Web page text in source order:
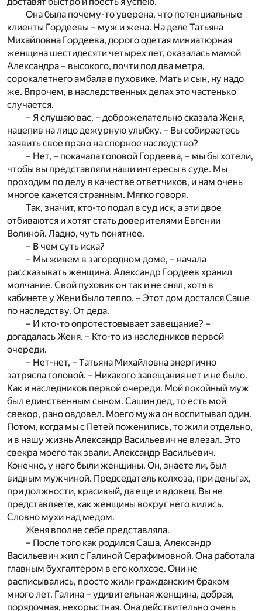
Она была почему-то уверена, что потенциальные
клиенты Гордеевы – муж и жена. На деле Татьяна
Михайловна Гордеева, дорого одетая миниатюрная
женщина шестидесяти четырех лет, оказалась мамой
Александра – высокого, почти под два метра,
сорокалетнего амбала в пуховике. Мать и сын, ну надо
же. Впрочем, в наследственных делах это частенько
случается.
– Я слушаю вас, – доброжелательно сказала Женя,
нацепив на лицо дежурную улыбку. – Вы собираетесь
заявить свое право на спорное наследство?
– Нет, – покачала головой Гордеева, – мы бы хотели,
чтобы вы представляли наши интересы в суде. Мы
проходим по делу в качестве ответчиков, и нам очень
многое кажется странным. Мягко говоря.
Так, значит, кто-то подал в суд иск, а эти двое
отбиваются и хотят стать доверителями Евгении
Волиной. Ладно, чуть понятнее.
– В чем суть иска?
– Мы живем в загородном доме, – начала
рассказывать женщина. Александр Гордеев хранил
молчание. Свой пуховик он так и не снял, хотя в
кабинете у Жени было тепло. – Этот дом достался Саше
по наследству. От деда.
– И кто-то опротестовывает завещание? –
догадалась Женя. – Кто-то из наследников первой
очереди.
– Нет-нет, – Татьяна Михайловна энергично
затрясла головой. – Никакого завещания нет и не было.
Как и наследников первой очереди. Мой покойный муж
был единственным сыном. Сашин дед, то есть мой
свекор, рано овдовел. Моего мужа он воспитывал один.
Потом, когда мы с Петей поженились, то жили отдельно,
и в нашу жизнь Александр Васильевич не влезал. Это
свекра моего так звали. Александр Васильевич.
Конечно, у него были женщины. Он, знаете ли, был
видным мужчиной. Председатель колхоза, при деньгах,
при должности, красивый, да еще и вдовец. Вы не
представляете, как женщины вокруг него вились.
Словно мухи над медом.
Женя вполне себе представляла.
– После того как родился Саша, Александр
Васильевич жил с Галиной Серафимовной. Она работала
главным бухгалтером в его колхозе. Они не
расписывались, просто жили гражданским браком
много лет. Галина – удивительная женщина, добрая,
порядочная, некорыстная. Она действительно очень